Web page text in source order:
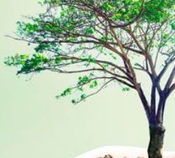
บริการทางการเงิน
อื่นๆ
ติดต่อเรา
บริการออนไลน์
TH
EN
GSB